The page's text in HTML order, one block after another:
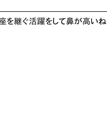
座を継ぐ活躍をして鼻が高